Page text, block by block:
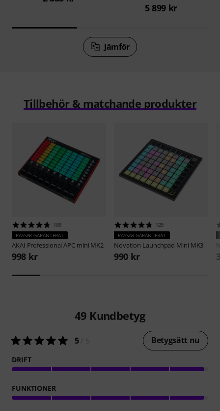
5 899 kr
Jämför
Tillbehör & matchande produkter
189
PASSAR GARANTERAT
AKAI ProfessionalAPC mini MK2
998 kr
129
PASSAR GARANTERAT
Novation Launchpad Mini MK3
990 kr
49 Kundbetyg
5/ 5 Betygsätt nu
DRIFT
FUNKTIONER